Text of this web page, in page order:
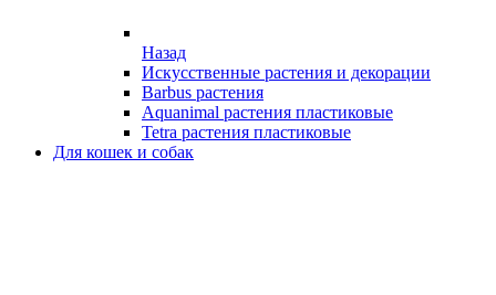
Назад
Искусственные растения и декорации
Barbus растения
Aquanimal растения пластиковые
Tetra растения пластиковые
Для кошек и собак